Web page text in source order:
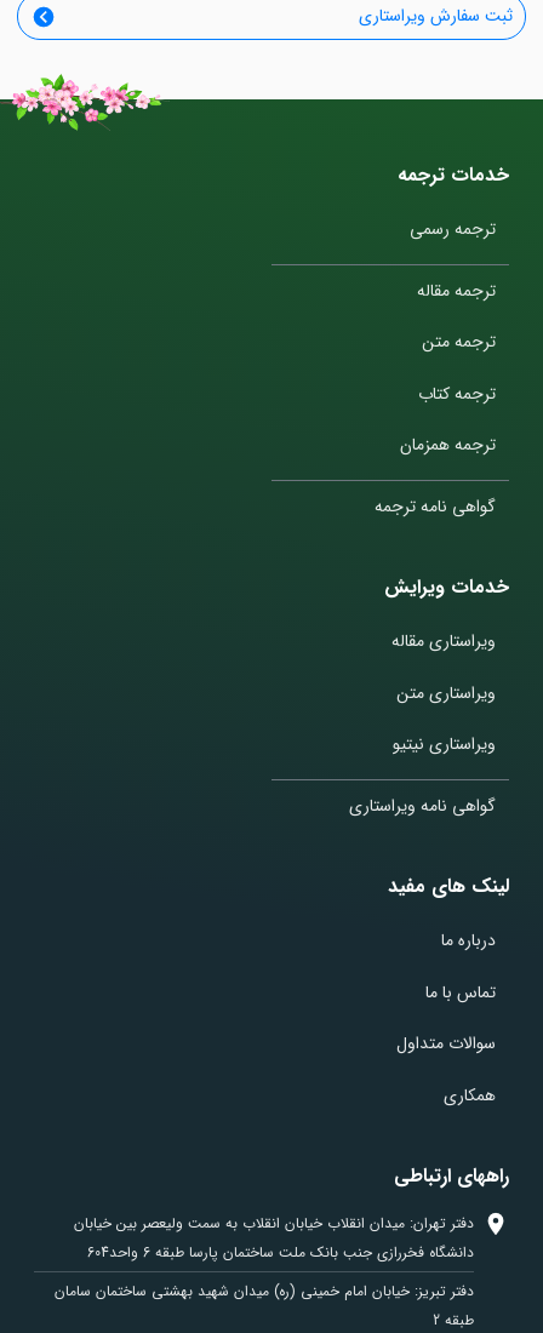
ثبت سفارش ویراستاری
خدمات ترجمه
ترجمه رسمی
ترجمه مقاله
ترجمه متن
ترجمه کتاب
ترجمه همزمان
گواهی نامه ترجمه
خدمات ویرایش
ویراستاری مقاله
ویراستاری متن
ویراستاری نیتیو
گواهی نامه ویراستاری
لینک های مفید
درباره ما
تماس با ما
سوالات متداول
همکاری
راههای ارتباطی
دفتر تهران: میدان انقلاب خیابان انقلاب به سمت ولیعصر بین خیابان
دانشگاه فخررازی جنب بانک ملت ساختمان پارسا طبقه 6 واحد604
دفتر تبریز: خیابان امام خمینی (ره) میدان شهید بهشتی ساختمان سامان
طبقه 2